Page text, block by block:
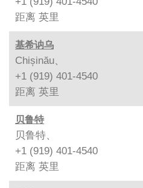
距离 英里
基希讷乌
Chișinău、
+1 (919) 401-4540
距离 英里
贝鲁特
贝鲁特、
+1 (919) 401-4540
距离 英里